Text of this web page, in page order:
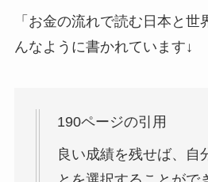
「お金の流れで読む日本と世
んなように書かれています↓
190ページの引用
良い成績を残せば、自